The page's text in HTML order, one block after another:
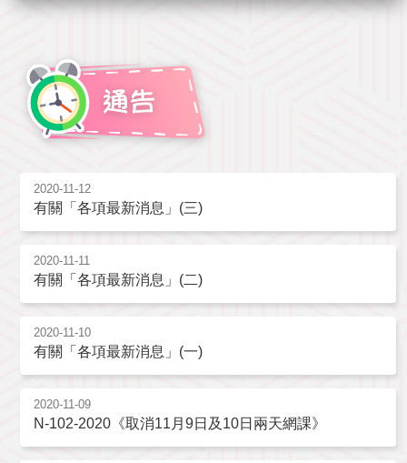
2020-11-12
有關「各項最新消息」(三)
2020-11-11
有關「各項最新消息」(二)
2020-11-10
有關「各項最新消息」(一)
2020-11-09
N-102-2020《取消11月9日及10日兩天網課》